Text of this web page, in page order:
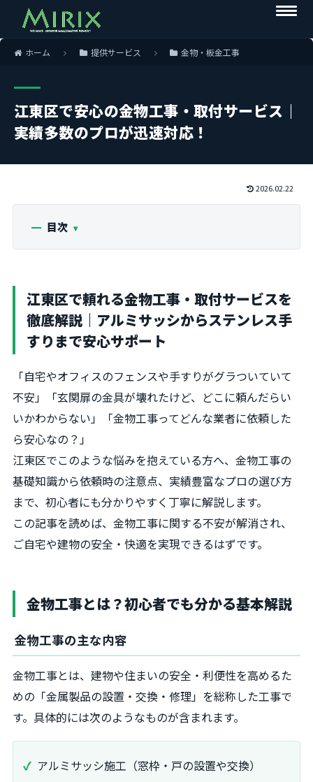
ホーム 提供サービス 金物・板金工事
江東区で安心の金物工事・取付サービス｜
実績多数のプロが迅速対応！
2026.02.22
目次
江東区で頼れる金物工事・取付サービスを
徹底解説｜アルミサッシからステンレス手
すりまで安心サポート
「自宅やオフィスのフェンスや手すりがグラついていて
不安」「玄関扉の金具が壊れたけど、どこに頼んだらい
いかわからない」「金物工事ってどんな業者に依頼した
ら安心なの？」
江東区でこのような悩みを抱えている方へ、金物工事の
基礎知識から依頼時の注意点、実績豊富なプロの選び方
まで、初心者にも分かりやすく丁寧に解説します。
この記事を読めば、金物工事に関する不安が解消され、
ご自宅や建物の安全・快適を実現できるはずです。
金物工事とは？初心者でも分かる基本解説
金物工事の主な内容
金物工事とは、建物や住まいの安全・利便性を高めるた
めの「金属製品の設置・交換・修理」を総称した工事で
す。具体的には次のようなものが含まれます。
アルミサッシ施工（窓枠・戸の設置や交換）